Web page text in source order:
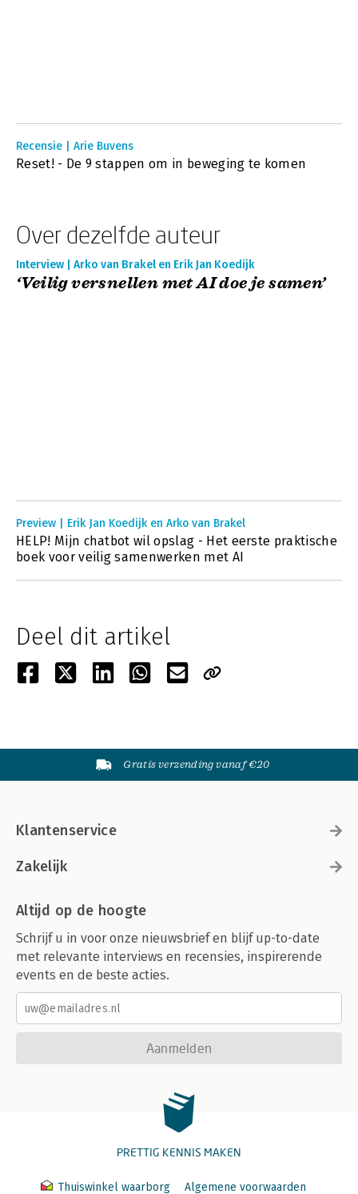
Recensie | Arie Buvens
Reset! - De 9 stappen om in beweging te komen
Over dezelfde auteur
Interview | Arko van Brakel en Erik Jan Koedijk
‘Veilig versnellen met AI doe je samen’
Preview | Erik Jan Koedijk en Arko van Brakel
HELP! Mijn chatbot wil opslag - Het eerste praktische
boek voor veilig samenwerken met AI
Deel dit artikel
Gratis verzending vanaf €20
Klantenservice
Zakelijk
Altijd op de hoogte
Schrijf u in voor onze nieuwsbrief en blijf up-to-date
met relevante interviews en recensies, inspirerende
events en de beste acties.
Aanmelden
PRETTIG KENNIS MAKEN
Thuiswinkel waarborg Algemene voorwaarden